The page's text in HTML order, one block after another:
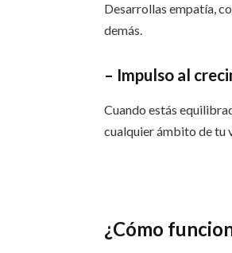
Desarrollas empatía,
demás.
– Impulso al
Cuando estás
cualquier ámbito de tu
¿Cómo